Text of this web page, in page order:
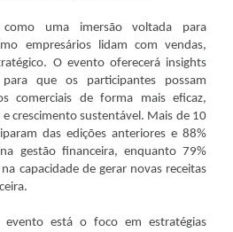
como uma imersão voltada para
empresários lidam com vendas,
O evento oferecerá insights
que os participantes possam
comerciais de forma mais eficaz,
crescimento sustentável. Mais de 10
das edições anteriores e 88%
gestão financeira, enquanto 79%
capacidade de gerar novas receitas
evento está o foco em estratégias